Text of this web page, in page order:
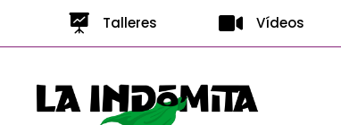
 Talleres  Vídeos